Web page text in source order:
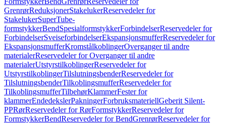
GrenrørReduksjonerStakelukerReservedeler for
StakelukerSuperTube-
formstykkerBendSpesialformstykkerForbindelserReservedeler for
ForbindelserSveiseforbindelserEkspansjonsmufferReservedeler for
EkspansjonsmufferKromstålkoblingerOverganger til andre
materialerReservedeler for Overganger til andre
materialerUtstyrstilkoblingerReservedeler for
UtstyrstilkoblingerTilslutningsbenderReservedeler for
TilslutningsbenderTilkoblingsmufferReservedeler for
TilkoblingsmufferTilbehørKlammerFester for
klammerEndedekslerPakningerForbruksmateriellGeberit Silent-
PPRørReservedeler for RørFormstykkerReservedeler for
FormstykkerBendReservedeler for BendGrenrørReservedeler for